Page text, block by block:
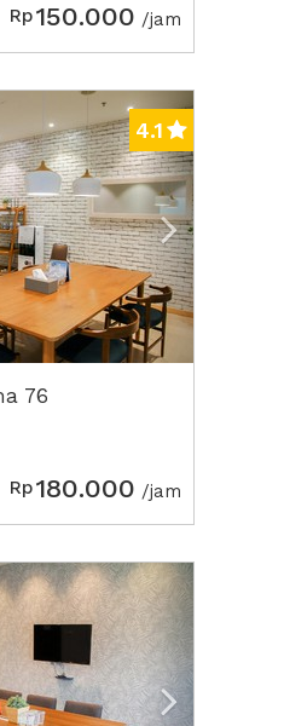
Rp150.000 /jam
Next2
4.1
76
Rp180.000 /jam
Next2